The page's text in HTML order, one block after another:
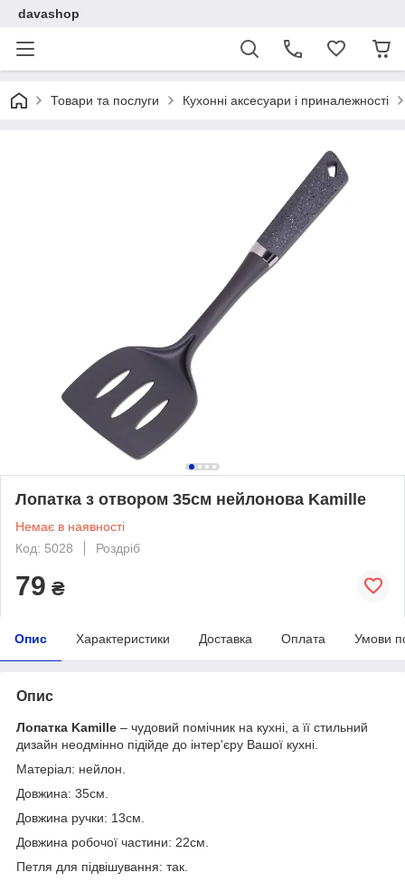
davashop
Товари та послуги Кухонні аксесуари і приналежності
Лопатка з отвором 35см нейлонова Kamille
Немає в наявності
Код: 5028
Роздріб
79 ₴
Опис Характеристики Доставка Оплата Умови
Опис
Лопатка Kamille – чудовий помічник на кухні, а її стильний
дизайн неодмінно підійде до інтер'єру Вашої кухні.
Матеріал: нейлон.
Довжина: 35см.
Довжина ручки: 13см.
Довжина робочої частини: 22см.
Петля для підвішування: так.